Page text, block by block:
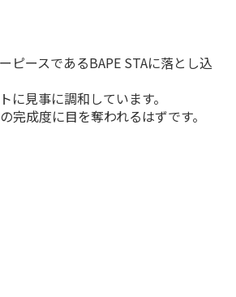
ピースであるBAPE STAに落とし込
見事に調和しています。
成度に目を奪われるはずです。